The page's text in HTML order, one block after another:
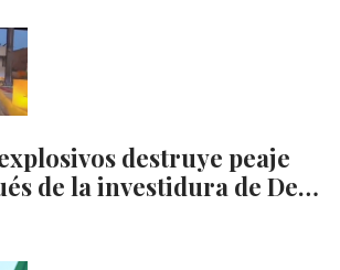
destruye peaje
de la investidura de De…